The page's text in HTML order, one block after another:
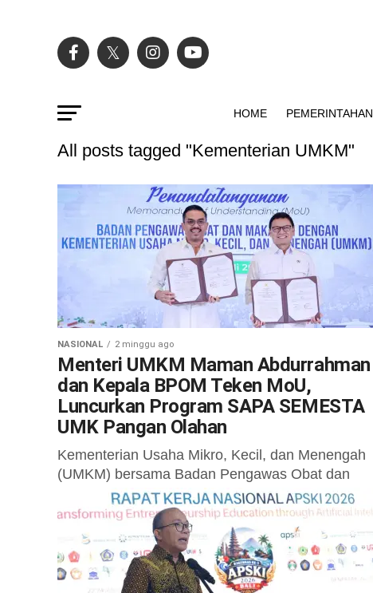
HOME PEMERINTAHAN
All posts tagged "Kementerian UMKM"
NASIONAL 2 minggu ago
Menteri UMKM Maman Abdurrahman
dan Kepala BPOM Teken MoU,
Luncurkan Program SAPA SEMESTA
UMK Pangan Olahan
Kementerian Usaha Mikro, Kecil, dan Menengah
(UMKM) bersama Badan Pengawas Obat dan
Makanan (BPOM) memperkuat sinergi untuk
mempercepat akses perizinan dan sertifikasi bagi
usaha mikro dan...